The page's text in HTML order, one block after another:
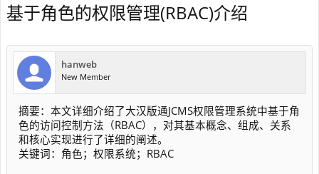
基于角色的权限管理(RBAC)介绍
hanweb
New Member
摘要：本文详细介绍了大汉版通JCMS权限管理系统中基于角
色的访问控制方法（RBAC），对其基本概念、组成、关系
和核心实现进行了详细的阐述。
关键词：角色；权限系统；RBAC